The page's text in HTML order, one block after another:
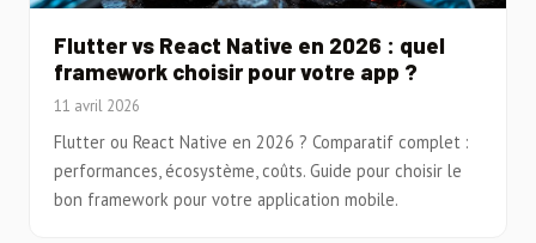
Flutter vs React Native en 2026 : quel
framework choisir pour votre app ?
11 avril 2026
Flutter ou React Native en 2026 ? Comparatif complet :
performances, écosystème, coûts. Guide pour choisir le
bon framework pour votre application mobile.